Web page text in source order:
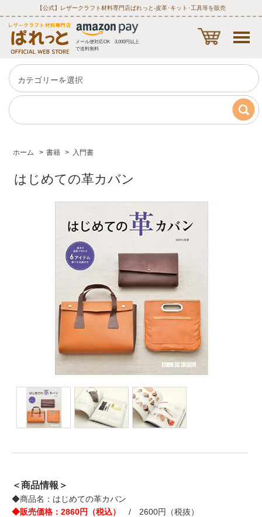
【公式】レザークラフト材料専門店ぱれっと‐皮革･キット･工具等を販売
メール便対応OK 3,000円以上
で送料無料
ホーム > 書籍 > 入門書
はじめての革カバン
＜商品情報＞
◆商品名：はじめての革カバン
◆販売価格：2860円（税込）
/ 2600円（税抜）